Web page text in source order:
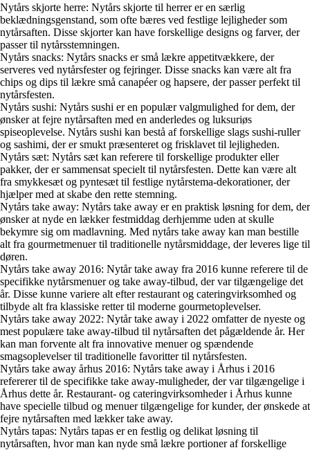
Nytårs skjorte herre: Nytårs skjorte til herrer er en særlig
beklædningsgenstand, som ofte bæres ved festlige lejligheder som
nytårsaften. Disse skjorter kan have forskellige designs og farver, der
passer til nytårsstemningen.
Nytårs snacks: Nytårs snacks er små lækre appetitvækkere, der
serveres ved nytårsfester og fejringer. Disse snacks kan være alt fra
chips og dips til lækre små canapéer og hapsere, der passer perfekt til
nytårsfesten.
Nytårs sushi: Nytårs sushi er en populær valgmulighed for dem, der
ønsker at fejre nytårsaften med en anderledes og luksuriøs
spiseoplevelse. Nytårs sushi kan bestå af forskellige slags sushi-ruller
og sashimi, der er smukt præsenteret og frisklavet til lejligheden.
Nytårs sæt: Nytårs sæt kan referere til forskellige produkter eller
pakker, der er sammensat specielt til nytårsfesten. Dette kan være alt
fra smykkesæt og pyntesæt til festlige nytårstema-dekorationer, der
hjælper med at skabe den rette stemning.
Nytårs take away: Nytårs take away er en praktisk løsning for dem, der
ønsker at nyde en lækker festmiddag derhjemme uden at skulle
bekymre sig om madlavning. Med nytårs take away kan man bestille
alt fra gourmetmenuer til traditionelle nytårsmiddage, der leveres lige til
døren.
Nytårs take away 2016: Nytår take away fra 2016 kunne referere til de
specifikke nytårsmenuer og take away-tilbud, der var tilgængelige det
år. Disse kunne variere alt efter restaurant og cateringvirksomhed og
tilbyde alt fra klassiske retter til moderne gourmetoplevelser.
Nytårs take away 2022: Nytår take away i 2022 omfatter de nyeste og
mest populære take away-tilbud til nytårsaften det pågældende år. Her
kan man forvente alt fra innovative menuer og spændende
smagsoplevelser til traditionelle favoritter til nytårsfesten.
Nytårs take away århus 2016: Nytårs take away i Århus i 2016
refererer til de specifikke take away-muligheder, der var tilgængelige i
Århus dette år. Restaurant- og cateringvirksomheder i Århus kunne
have specielle tilbud og menuer tilgængelige for kunder, der ønskede at
fejre nytårsaften med lækker take away.
Nytårs tapas: Nytårs tapas er en festlig og delikat løsning til
nytårsaften, hvor man kan nyde små lækre portioner af forskellige